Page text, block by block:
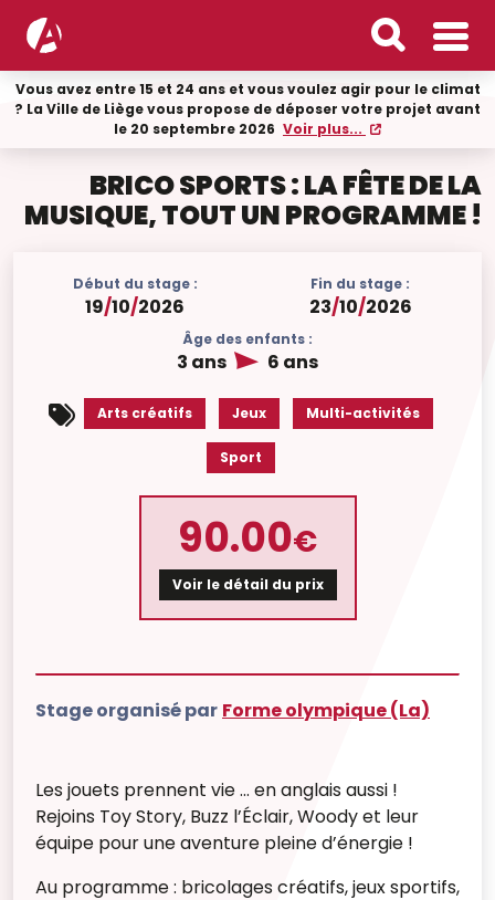
Vous avez entre 15 et 24 ans et vous voulez agir pour le climat
? La Ville de Liège vous propose de déposer votre projet avant
le 20 septembre 2026 Voir plus...
BRICO SPORTS : LA FÊTE DE LA
MUSIQUE, TOUT UN PROGRAMME !
Début du stage :
19/10/2026
Fin du stage :
23/10/2026
Âge des enfants :
3 ans 6 ans
Arts créatifs Jeux Multi-activités
Sport
90.00€
Voir le détail du prix
Stage organisé par Forme olympique (La)
Les jouets prennent vie ... en anglais aussi !
Rejoins Toy Story, Buzz l’Éclair, Woody et leur
équipe pour une aventure pleine d’énergie !
Au programme : bricolages créatifs, jeux sportifs,